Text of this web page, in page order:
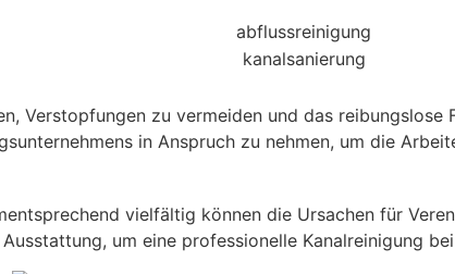
Verstopfungen zu vermeiden und das
in Anspruch zu nehmen, um die
vielfältig können die Ursachen für
um eine professionelle Kanalreinigung